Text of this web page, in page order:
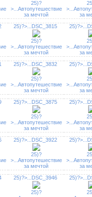
25)?
>... Автопутешествие
за мечтой
>...
за
25)?> DSC_3815
25)?
>... Автопутешествие
за мечтой
25)?>
>...
за
25)?> DSC_3832
25)?
>... Автопутешествие
за мечтой
25)?>
>...
за
25)?> DSC_3875
25)?
>... Автопутешествие
за мечтой
25)?>
>...
за
25)?> DSC_3922
25)?
>... Автопутешествие
за мечтой
25)?>
>...
за
25)?> DSC_3946
25)?
25)?>